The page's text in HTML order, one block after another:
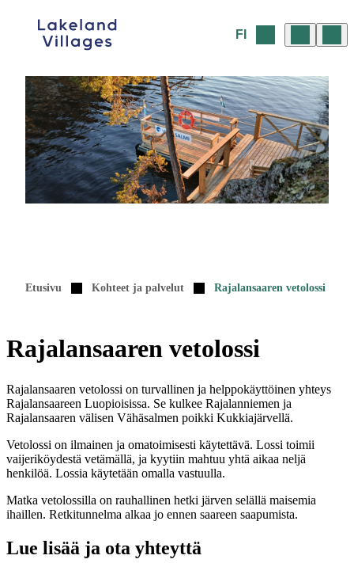
sisältöön
FI
Etusivu Kohteet ja palvelut Rajalansaaren vetolossi
Rajalansaaren vetolossi
Rajalansaaren vetolossi on turvallinen ja helppokäyttöinen yhteys
Rajalansaareen Luopioisissa. Se kulkee Rajalanniemen ja
Rajalansaaren välisen Vähäsalmen poikki Kukkiajärvellä.
Vetolossi on ilmainen ja omatoimisesti käytettävä. Lossi toimii
vaijeriköydestä vetämällä, ja kyytiin mahtuu yhtä aikaa neljä
henkilöä. Lossia käytetään omalla vastuulla.
Matka vetolossilla on rauhallinen hetki järven selällä maisemia
ihaillen. Retkitunnelma alkaa jo ennen saareen saapumista.
Lue lisää ja ota yhteyttä